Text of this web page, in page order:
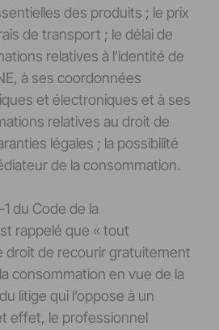
des produits ; le prix
de transport ; le délai de
relatives à l’identité de
à ses coordonnées
et électroniques et à ses
relatives au droit de
légales ; la possibilité
de la consommation.
1 du Code de la
rappelé que « tout
droit de recourir gratuitement
consommation en vue de la
litige qui l’oppose à un
effet, le professionnel